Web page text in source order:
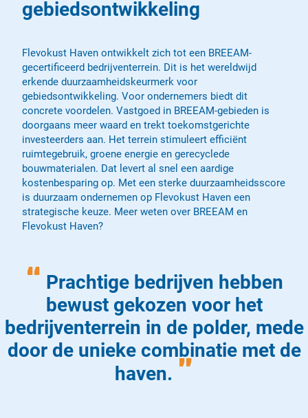
gebiedsontwikkeling
Flevokust Haven ontwikkelt zich tot een BREEAM-
gecertificeerd bedrijventerrein. Dit is het wereldwijd
erkende duurzaamheidskeurmerk voor
gebiedsontwikkeling. Voor ondernemers biedt dit
concrete voordelen. Vastgoed in BREEAM-gebieden is
doorgaans meer waard en trekt toekomstgerichte
investeerders aan. Het terrein stimuleert efficiënt
ruimtegebruik, groene energie en gerecyclede
bouwmaterialen. Dat levert al snel een aardige
kostenbesparing op. Met een sterke duurzaamheidsscore
is duurzaam ondernemen op Flevokust Haven een
strategische keuze. Meer weten over BREEAM en
Flevokust Haven?
“ Prachtige bedrijven hebben
bewust gekozen voor het
bedrijventerrein in de polder, mede
door de unieke combinatie met de
haven. ”